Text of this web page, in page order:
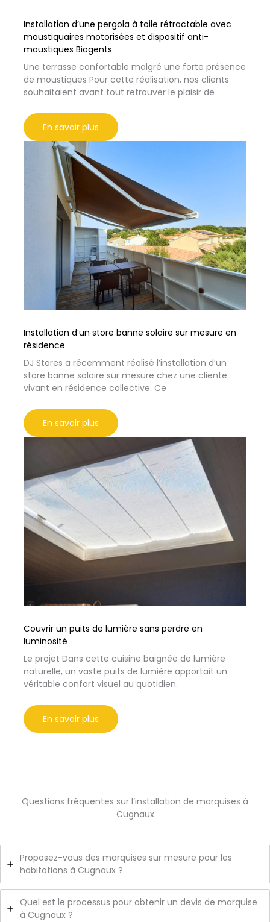
Installation d’une pergola à toile rétractable avec
moustiquaires motorisées et dispositif anti-
moustiques Biogents
Une terrasse confortable malgré une forte présence
de moustiques Pour cette réalisation, nos clients
souhaitaient avant tout retrouver le plaisir de
En savoir plus
Installation d’un store banne solaire sur mesure en
résidence
DJ Stores a récemment réalisé l’installation d’un
store banne solaire sur mesure chez une cliente
vivant en résidence collective. Ce
En savoir plus
Couvrir un puits de lumière sans perdre en
luminosité
Le projet Dans cette cuisine baignée de lumière
naturelle, un vaste puits de lumière apportait un
véritable confort visuel au quotidien.
En savoir plus
Questions fréquentes sur l’installation de marquises à
Cugnaux
Proposez-vous des marquises sur mesure pour les
habitations à Cugnaux ?
Quel est le processus pour obtenir un devis de marquise
à Cugnaux ?